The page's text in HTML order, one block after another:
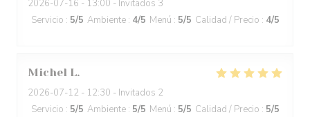
2026-07-16 - 13:00 - Invitados 3
Servicio : 5/5 Ambiente : 4/5 Menú : 5/5 Calidad / Precio : 4/5
Michel L
2026-07-12 - 12:30 - Invitados 2
Servicio : 5/5 Ambiente : 5/5 Menú : 5/5 Calidad / Precio : 5/5